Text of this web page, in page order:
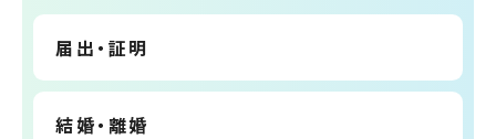
届出・証明
結婚・離婚